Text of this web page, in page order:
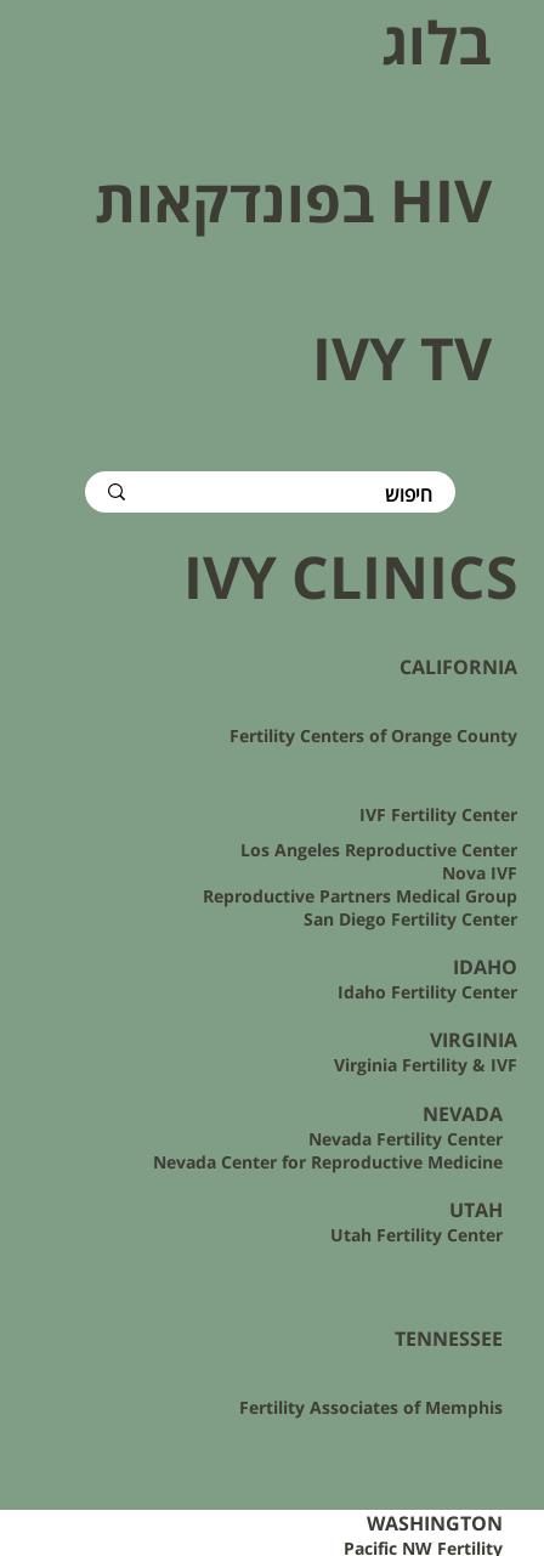
בלוג
HIV בפונדקאות​
IVY TV
NEVADA
Nevada Fertility Center
Nevada Center for Reproductive Medicine
UTAH
Utah Fertility Center
TENNESSEE
Fertility Associates of Memphis​
WASHINGTON
Pacific NW Fertility
IVY CLINICS
CALIFORNIA
Fertility Centers of Orange County
IVF Fertility Center
Los Angeles Reproductive Center
Nova IVF
Reproductive Partners Medical Group
San Diego Fertility Center
IDAHO
Idaho Fertility Center
VIRGINIA
Virginia Fertility & IVF